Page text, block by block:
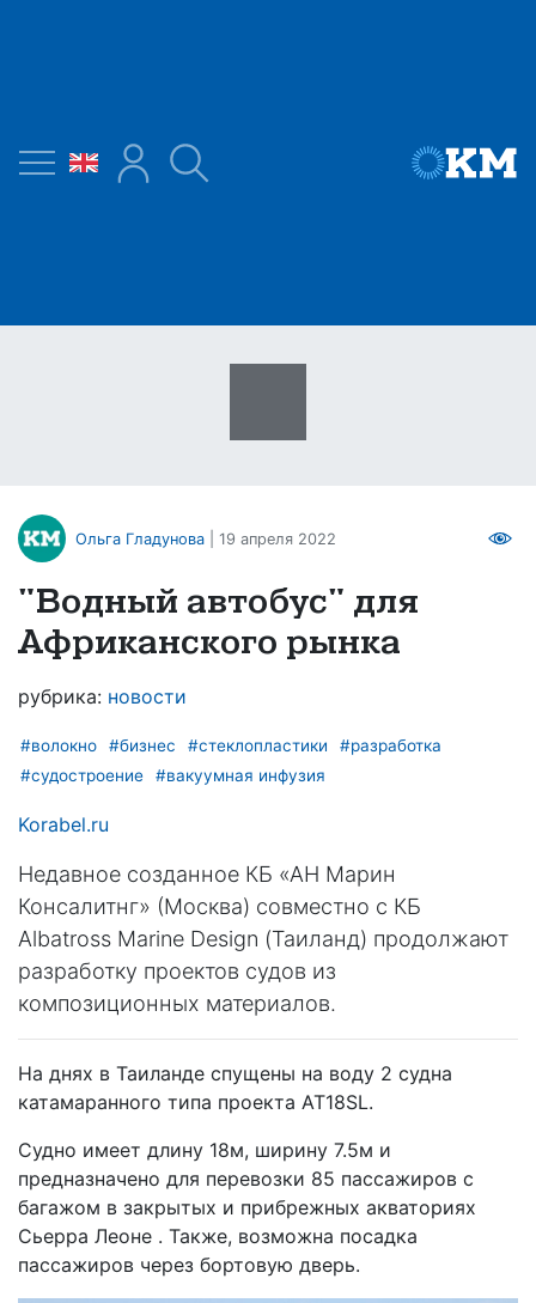
Ольга Гладунова | 19 апреля 2022
"Водный автобус" для
Африканского рынка
рубрика: новости
#волокно #бизнес #стеклопластики
#разработка
#судостроение
#вакуумная инфузия
Korabel.ru
Недавное созданное КБ «АН Марин
Консалитнг» (Москва) совместно с КБ
Albatross Marine Design (Таиланд) продолжают
разработку проектов судов из
композиционных материалов.
На днях в Таиланде спущены на воду 2 судна
катамаранного типа проекта AT18SL.
Судно имеет длину 18м, ширину 7.5м и
предназначено для перевозки 85 пассажиров с
багажом в закрытых и прибрежных акваториях
Сьерра Леоне . Также, возможна посадка
пассажиров через бортовую дверь.